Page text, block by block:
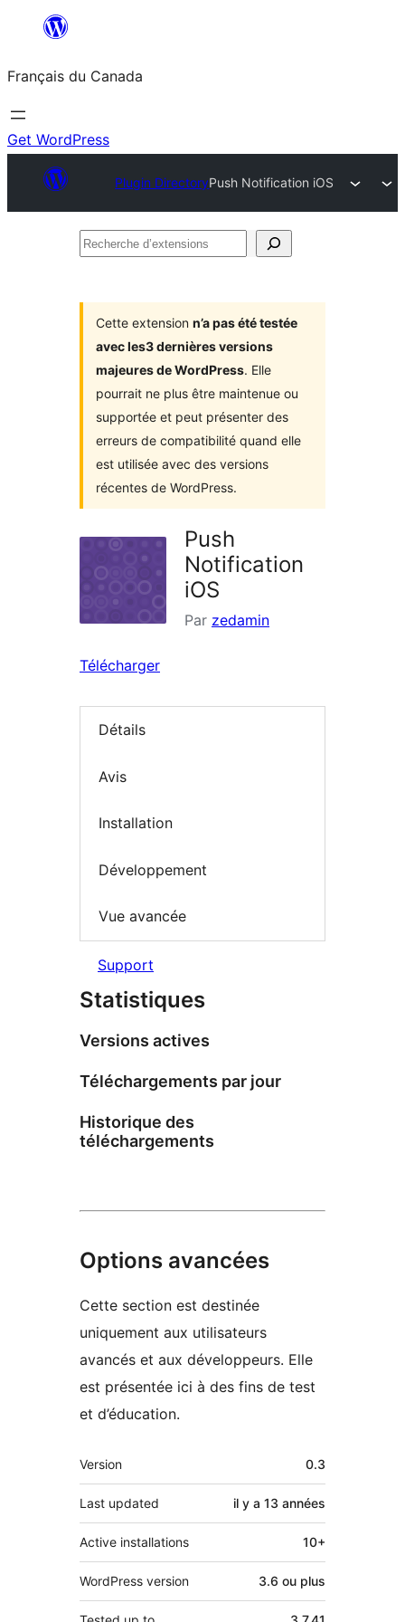
contenu
Français du Canada
Get WordPress
Plugin DirectoryPush Notification iOS
Recherche
Cette extension n’a pas été testée
avec les3 dernières versions
majeures de WordPress. Elle
pourrait ne plus être maintenue ou
supportée et peut présenter des
erreurs de compatibilité quand elle
est utilisée avec des versions
récentes de WordPress.
Push
Notification
iOS
Par zedamin
Télécharger
Détails
Avis
Installation
Développement
Vue avancée
Support
Statistiques
Versions actives
Téléchargements par jour
Historique des
téléchargements
Options avancées
Cette section est destinée
uniquement aux utilisateurs
avancés et aux développeurs. Elle
est présentée ici à des fins de test
et d’éducation.
Méta
Version 0.3
Last updated il y a 13 années
Active installations 10+
WordPress version 3.6 ou plus